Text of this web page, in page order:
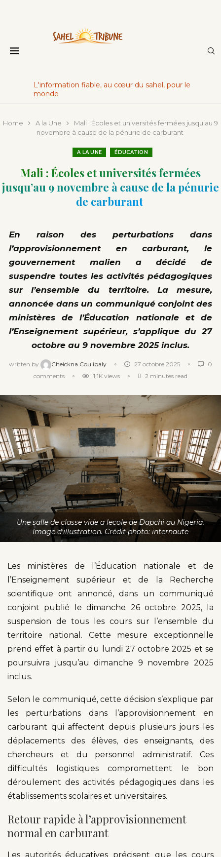
L'information fiable, au cœur du sahel, pour le
monde
Home A la Une
Mali : Écoles et universités fermées jusqu’au 9
novembre à cause de la pénurie de carburant
A LA UNE ÉDUCATION
Mali : Écoles et universités fermées
jusqu’au 9 novembre à cause de la pénurie
de carburant
En raison des perturbations dans
l’approvisionnement en carburant, le
gouvernement malien a décidé de
suspendre toutes les activités pédagogiques
sur l’ensemble du territoire. La mesure,
annoncée dans un communiqué conjoint des
ministères de l’Éducation nationale et de
l’Enseignement supérieur, s’applique du 27
octobre au 9 novembre 2025 inclus.
written by Cheickna Coulibaly 27 octobre 2025
0
comments
1,1K views 2 minutes read
Une salle de classe vide a lecole de Dapchi au Nigeria.
Image d'illustration. Crédit photo: internaute
Les ministères de l’Éducation nationale et de
l’Enseignement supérieur et de la Recherche
scientifique ont annoncé, dans un communiqué
conjoint publié le dimanche 26 octobre 2025, la
suspension de tous les cours sur l’ensemble du
territoire national. Cette mesure exceptionnelle
prend effet à partir du lundi 27 octobre 2025 et se
poursuivra jusqu’au dimanche 9 novembre 2025
inclus.
Selon le communiqué, cette décision s’explique par
les perturbations dans l’approvisionnement en
carburant qui affectent depuis plusieurs jours les
déplacements des élèves, des enseignants, des
chercheurs et du personnel administratif. Ces
difficultés logistiques compromettent le bon
déroulement des activités pédagogiques dans les
établissements scolaires et universitaires.
Retour rapide à l’approvisionnement
normal en carburant
Les autorités éducatives précisent que les cours